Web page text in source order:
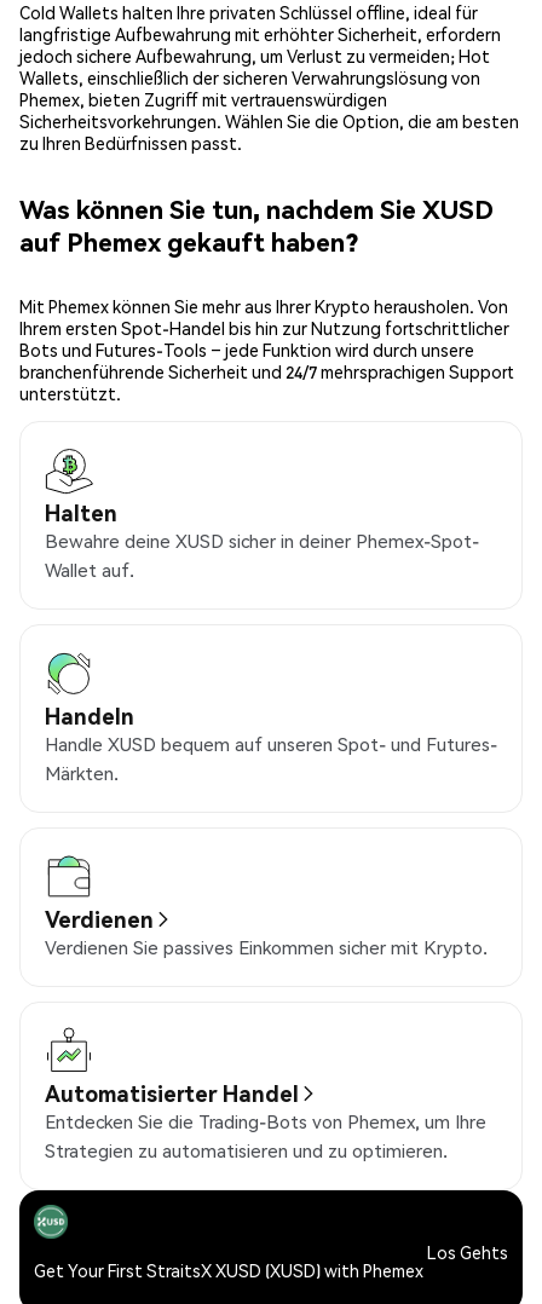
Cold Wallets halten Ihre privaten Schlüssel offline, ideal für
langfristige Aufbewahrung mit erhöhter Sicherheit, erfordern
jedoch sichere Aufbewahrung, um Verlust zu vermeiden; Hot
Wallets, einschließlich der sicheren Verwahrungslösung von
Phemex, bieten Zugriff mit vertrauenswürdigen
Sicherheitsvorkehrungen. Wählen Sie die Option, die am besten
zu Ihren Bedürfnissen passt.
Was können Sie tun, nachdem Sie XUSD
auf Phemex gekauft haben?
Mit Phemex können Sie mehr aus Ihrer Krypto herausholen. Von
Ihrem ersten Spot-Handel bis hin zur Nutzung fortschrittlicher
Bots und Futures-Tools – jede Funktion wird durch unsere
branchenführende Sicherheit und 24/7 mehrsprachigen Support
unterstützt.
Halten
Bewahre deine XUSD sicher in deiner Phemex-Spot-
Wallet auf.
Handeln
Handle XUSD bequem auf unseren Spot- und Futures-
Märkten.
Verdienen
Verdienen Sie passives Einkommen sicher mit Krypto.
Automatisierter Handel
Entdecken Sie die Trading-Bots von Phemex, um Ihre
Strategien zu automatisieren und zu optimieren.
Get Your First StraitsX XUSD (XUSD) with Phemex
Los Gehts